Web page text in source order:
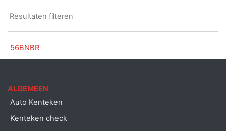
56BNBR
ALGEMEEN
Auto Kenteken
Kenteken check